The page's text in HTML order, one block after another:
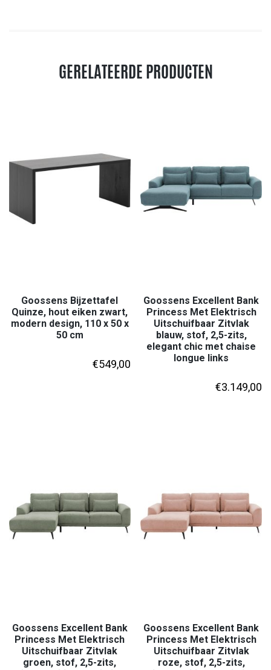
GERELATEERDE PRODUCTEN
Goossens Bijzettafel
Quinze, hout eiken zwart,
modern design, 110 x 50 x
50 cm
€549,00
Goossens Excellent Bank
Princess Met Elektrisch
Uitschuifbaar Zitvlak
blauw, stof, 2,5-zits,
elegant chic met chaise
longue links
€3.149,00
Goossens Excellent Bank
Princess Met Elektrisch
Uitschuifbaar Zitvlak
groen, stof, 2,5-zits,
Goossens Excellent Bank
Princess Met Elektrisch
Uitschuifbaar Zitvlak
roze, stof, 2,5-zits,